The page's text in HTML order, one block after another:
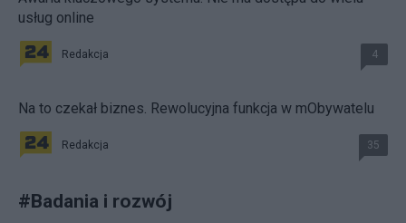
usług online
Redakcja 4
Na to czekał biznes. Rewolucyjna funkcja w mObywatelu
Redakcja 35
#Badania i rozwój